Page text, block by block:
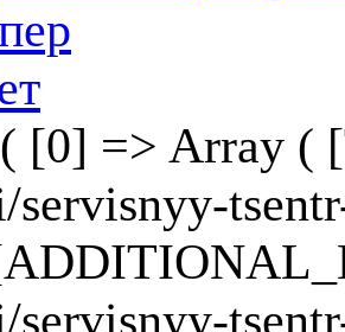
[0] => Array
servisnyy-
servisnyy-